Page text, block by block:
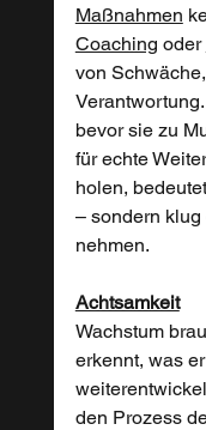
Maßnahmen
Coaching oder
von
bevor sie zu
für echte
holen,
– sondern
nehmen.
Achtsamkeit
Wachstum
erkennt, was
den Prozess